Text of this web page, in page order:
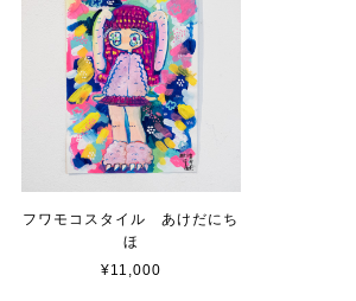
フワモコスタイル あけだにち
ほ
¥11,000